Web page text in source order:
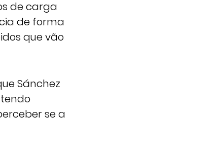
de carga
de forma
que vão
Sánchez
se a